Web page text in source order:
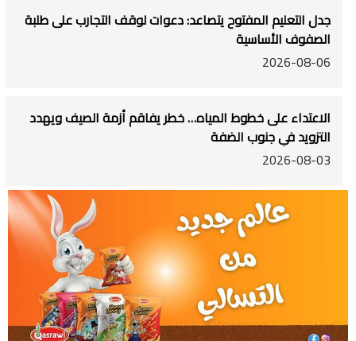
جدل التعليم المفتوح يتصاعد: دعوات لوقف التجارب على طلبة
الصفوف الأساسية
2026-08-06
الاعتداء على خطوط المياه… خطر يفاقم أزمة الصيف ويهدد
التزويد في جنوب الضفة
2026-08-03